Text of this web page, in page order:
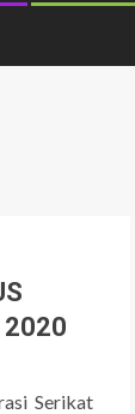
2020
Serikat